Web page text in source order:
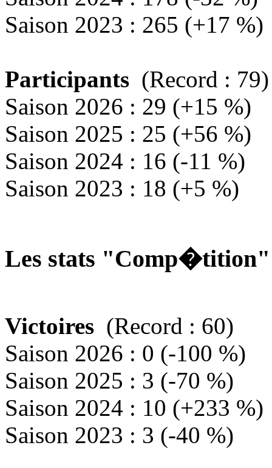
Saison 2023 : 265 (+17 %)
Participants (Record : 79)
Saison 2026 : 29 (+15 %)
Saison 2025 : 25 (+56 %)
Saison 2024 : 16 (-11 %)
Saison 2023 : 18 (+5 %)
Les stats
Victoires (Record : 60)
Saison 2026 : 0 (-100 %)
Saison 2025 : 3 (-70 %)
Saison 2024 : 10 (+233 %)
Saison 2023 : 3 (-40 %)